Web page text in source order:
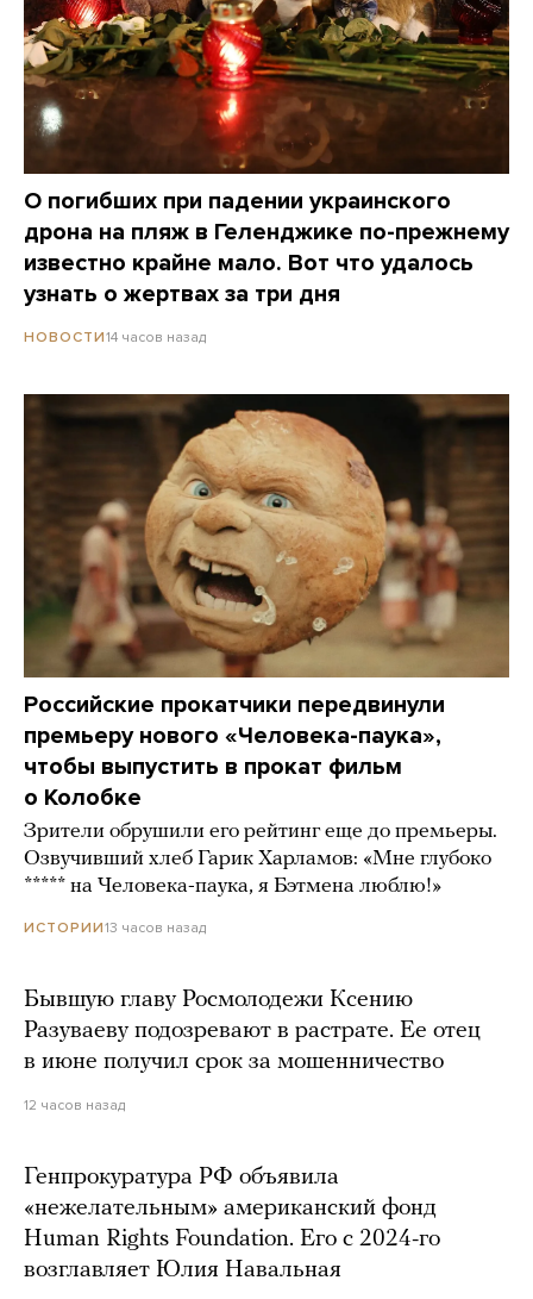
О погибших при падении украинского
дрона на пляж в Геленджике по-прежнему
известно крайне мало. Вот что удалось
узнать о жертвах за три дня
НОВОСТИ14 часов назад
Российские прокатчики передвинули
премьеру нового «Человека-паука»,
чтобы выпустить в прокат фильм
о Колобке
Зрители обрушили его рейтинг еще до премьеры.
Озвучивший хлеб Гарик Харламов: «Мне глубоко
***** на Человека-паука, я Бэтмена люблю!»
ИСТОРИИ13 часов назад
Бывшую главу Росмолодежи Ксению
Разуваеву подозревают в растрате. Ее отец
в июне получил срок за мошенничество
12 часов назад
Генпрокуратура РФ объявила
«нежелательным» американский фонд
Human Rights Foundation. Его с 2024-го
возглавляет Юлия Навальная